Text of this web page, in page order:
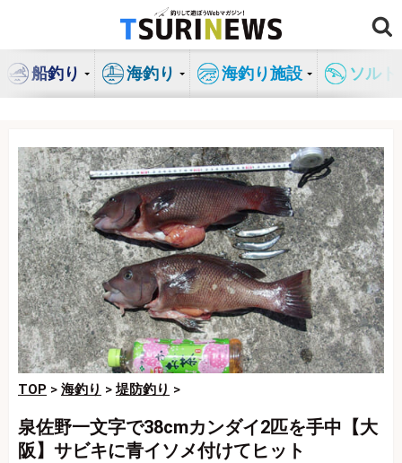
ン
船釣り 海釣り 海釣り施設 ソル
TOP > 海釣り >堤防釣り >
泉佐野一文字で38cmカンダイ2匹を手中【大
阪】サビキに青イソメ付けてヒット